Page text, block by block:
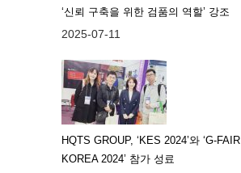
‘신뢰 구축을 위한 검품의 역할’ 강조
2025-07-11
HQTS GROUP, ‘KES 2024’와 ‘G-FAIR
KOREA 2024’ 참가 성료